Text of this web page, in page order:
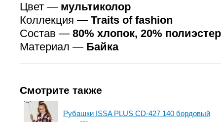
Цвет — мультиколор
Коллекция — Traits of fashion
Состав — 80% хлопок, 20% полиэстер
Материал — Байка
Смотрите также
Рубашки ISSA PLUS CD-427 140 бордовый